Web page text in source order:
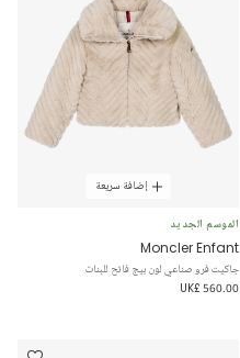
إضافة سريعة
الموسم الجديد
Moncler Enfant
جاكيت فرو صناعي لون بيج فاتح للبنات
UK£ 560.00